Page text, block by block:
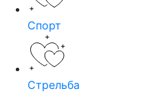
Спорт
Стрельба